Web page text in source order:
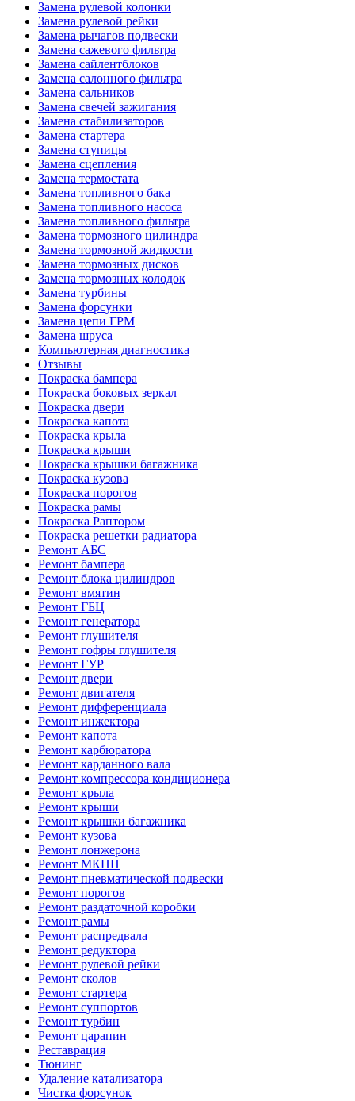
Замена рулевой колонки
Замена рулевой рейки
Замена рычагов подвески
Замена сажевого фильтра
Замена сайлентблоков
Замена салонного фильтра
Замена сальников
Замена свечей зажигания
Замена стабилизаторов
Замена стартера
Замена ступицы
Замена сцепления
Замена термостата
Замена топливного бака
Замена топливного насоса
Замена топливного фильтра
Замена тормозного цилиндра
Замена тормозной жидкости
Замена тормозных дисков
Замена тормозных колодок
Замена турбины
Замена форсунки
Замена цепи ГРМ
Замена шруса
Компьютерная диагностика
Отзывы
Покраска бампера
Покраска боковых зеркал
Покраска двери
Покраска капота
Покраска крыла
Покраска крыши
Покраска крышки багажника
Покраска кузова
Покраска порогов
Покраска рамы
Покраска Раптором
Покраска решетки радиатора
Ремонт АБС
Ремонт бампера
Ремонт блока цилиндров
Ремонт вмятин
Ремонт ГБЦ
Ремонт генератора
Ремонт глушителя
Ремонт гофры глушителя
Ремонт ГУР
Ремонт двери
Ремонт двигателя
Ремонт дифференциала
Ремонт инжектора
Ремонт капота
Ремонт карбюратора
Ремонт карданного вала
Ремонт компрессора кондиционера
Ремонт крыла
Ремонт крыши
Ремонт крышки багажника
Ремонт кузова
Ремонт лонжерона
Ремонт МКПП
Ремонт пневматической подвески
Ремонт порогов
Ремонт раздаточной коробки
Ремонт рамы
Ремонт распредвала
Ремонт редуктора
Ремонт рулевой рейки
Ремонт сколов
Ремонт стартера
Ремонт суппортов
Ремонт турбин
Ремонт царапин
Реставрация
Тюнинг
Удаление катализатора
Чистка форсунок